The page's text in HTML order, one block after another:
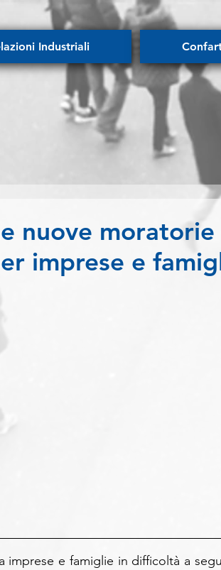
Industriali
nuove
imprese e
imprese e famiglie in difficoltà a